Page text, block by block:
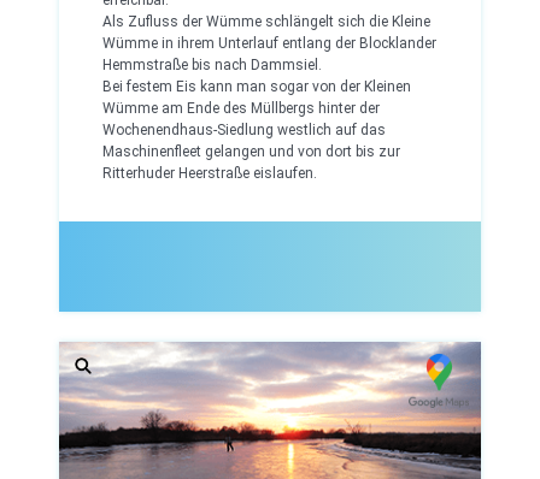
Als Zufluss der Wümme schlängelt sich die Kleine
Wümme in ihrem Unterlauf entlang der Blocklander
Hemmstraße bis nach Dammsiel.
Bei festem Eis kann man sogar von der Kleinen
Wümme am Ende des Müllbergs hinter der
Wochenendhaus-Siedlung westlich auf das
Maschinenfleet gelangen und von dort bis zur
Ritterhuder Heerstraße eislaufen.